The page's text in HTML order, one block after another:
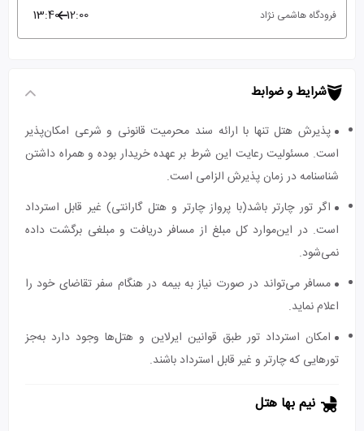
فرودگاه هاشمی نژاد 12:00
13:40
شرایط و ضوابط
پذیرش هتل تنها با ارائه سند محرمیت قانونی و شرعی امکان‌پذیر
است. مسئولیت رعایت این شرط بر عهده خریدار بوده و همراه داشتن
شناسنامه در زمان پذیرش الزامی است.
اگر تور چارتر باشد(با پرواز چارتر و هتل گارانتی) غیر قابل استرداد
است. در این‌موارد کل مبلغ از مسافر دریافت و مبلغی برگشت داده
نمی‌شود.
مسافر می‌تواند در صورت نیاز به بیمه در هنگام سفر تقاضای خود را
اعلام نماید.
امکان استرداد تور طبق قوانین ایرلاین و هتل‌ها وجود دارد به‌جز
تورهایی که چارتر و غیر قابل استرداد باشند.
نیم بها هتل